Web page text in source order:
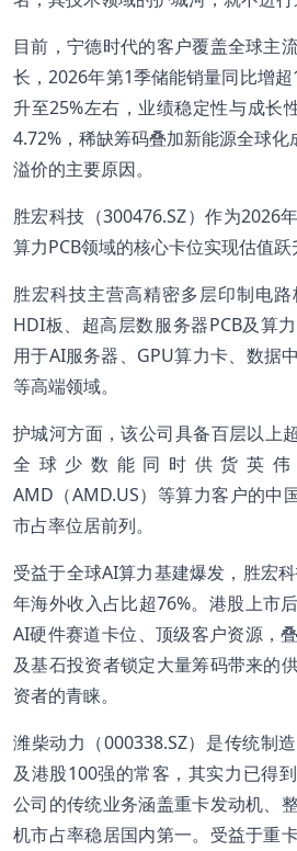
目前，宁德时代的客户覆盖全球主
长，2026年第1季储能销量同比增
升至25%左右，业绩稳定性与成长
4.72%，稀缺筹码叠加新能源全球
溢价的主要原因。
胜宏科技（300476.SZ）作为2026
算力PCB领域的核心卡位实现估值跃
胜宏科技主营高精密多层印制电
HDI板、超高层数服务器PCB及算
用于AI服务器、GPU算力卡、数据
等高端领域。
护城河方面，该公司具备百层以上
全球少数能同时供货英伟
AMD（AMD.US）等算力客户的中
市占率位居前列。
受益于全球AI算力基建爆发，胜宏
年海外收入占比超76%。港股上市
AI硬件赛道卡位、顶级客户资源，
及基石投资者锁定大量筹码带来的
资者的青睐。
潍柴动力（000338.SZ）是传统制
及港股100强的常客，其实力已得
公司的传统业务涵盖重卡发动机、
机市占率稳居国内第一。受益于重